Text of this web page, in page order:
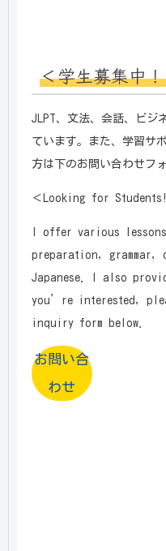
＜学生募集中
JLPT、文法、会話、ビジ
ています。また、学習サ
方は下のお問い合わせフ
＜Looking for
I offer various
preparation, grammar,
Japanese. I also
you’re interested,
inquiry form below.
お問い合
わせ